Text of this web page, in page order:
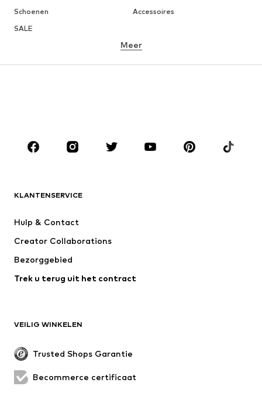
Schoenen
Accessoires
SALE
MERKEN
NAME IT
Nike Sportswear
Meer
KLANTENSERVICE
Hulp & Contact
Creator Collaborations
Bezorggebied
Trek u terug uit het contract
VEILIG WINKELEN
Trusted Shops Garantie
Becommerce certificaat